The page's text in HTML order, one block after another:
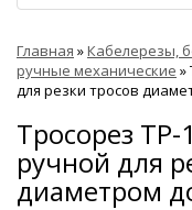
Главная »Кабелерезы,
ручные механические »
для резки тросов
Тросорез
ручной для
диаметром